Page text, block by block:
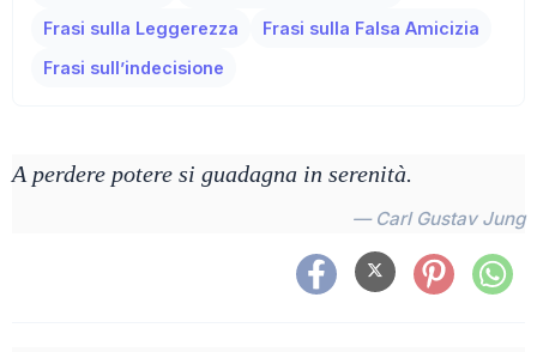
Frasi sulla Leggerezza
Frasi sulla Falsa Amicizia
Frasi sull’indecisione
A perdere potere si guadagna in serenità.
— Carl Gustav Jung